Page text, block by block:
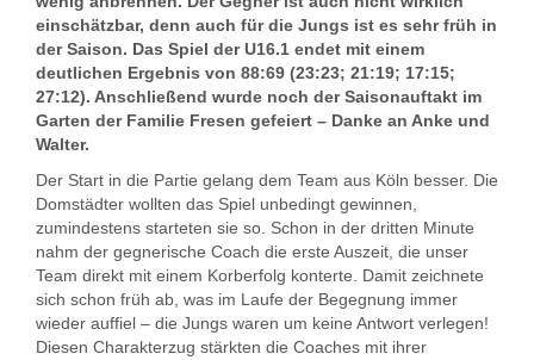
einschätzbar, denn auch für die Jungs ist es sehr früh in
der Saison. Das Spiel der U16.1 endet mit einem
deutlichen Ergebnis von 88:69 (23:23; 21:19; 17:15;
27:12). Anschließend wurde noch der Saisonauftakt im
Garten der Familie Fresen gefeiert – Danke an Anke und
Walter.
Der Start in die Partie gelang dem Team aus Köln besser. Die
Domstädter wollten das Spiel unbedingt gewinnen,
zumindestens starteten sie so. Schon in der dritten Minute
nahm der gegnerische Coach die erste Auszeit, die unser
Team direkt mit einem Korberfolg konterte. Damit zeichnete
sich schon früh ab, was im Laufe der Begegnung immer
wieder auffiel – die Jungs waren um keine Antwort verlegen!
Diesen Charakterzug stärkten die Coaches mit ihrer